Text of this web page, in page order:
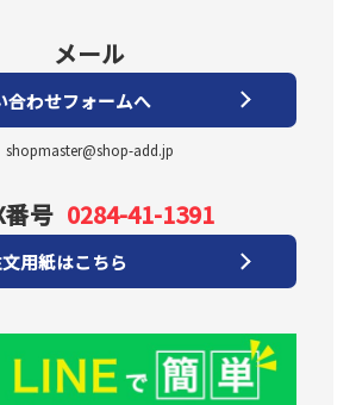
メール
合わせフォームへ
shopmaster@shop-add.jp
番号 0284-41-1391
文用紙はこちら